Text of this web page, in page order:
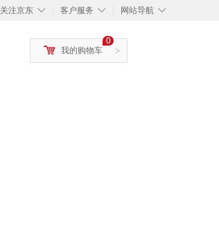
◇
关注京东 ◇
客户服务 ◇
网站导航
>
0
我的购物车